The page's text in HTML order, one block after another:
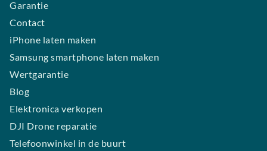
Garantie
Contact
iPhone laten maken
Samsung smartphone laten maken
Wertgarantie
Blog
Elektronica verkopen
DJI Drone reparatie
Telefoonwinkel in de buurt